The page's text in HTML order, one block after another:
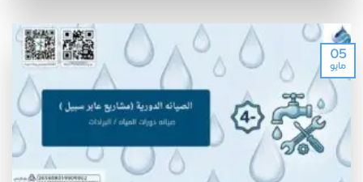
05
مايو